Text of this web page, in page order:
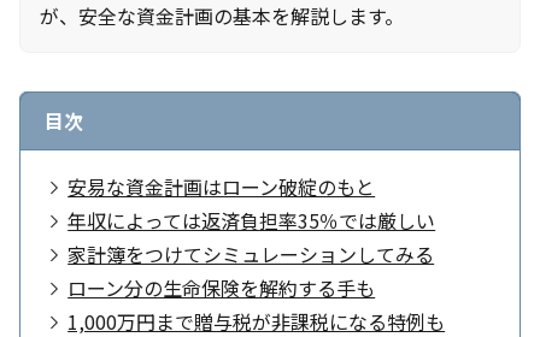
が、安全な資金計画の基本を解説します。
目次
安易な資金計画はローン破綻のもと
年収によっては返済負担率35％では厳しい
家計簿をつけてシミュレーションしてみる
ローン分の生命保険を解約する手も
1,000万円まで贈与税が非課税になる特例も